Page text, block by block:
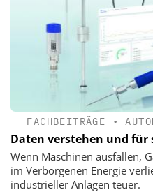
FACHBEITRÄGE •
Daten verstehen und für
Wenn Maschinen ausfallen,
im Verborgenen Energie
industrieller Anlagen teuer.